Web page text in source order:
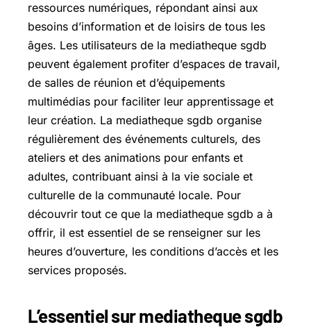
ressources numériques, répondant ainsi aux
besoins d’information et de loisirs de tous les
âges. Les utilisateurs de la mediatheque sgdb
peuvent également profiter d’espaces de travail,
de salles de réunion et d’équipements
multimédias pour faciliter leur apprentissage et
leur création. La mediatheque sgdb organise
régulièrement des événements culturels, des
ateliers et des animations pour enfants et
adultes, contribuant ainsi à la vie sociale et
culturelle de la communauté locale. Pour
découvrir tout ce que la mediatheque sgdb a à
offrir, il est essentiel de se renseigner sur les
heures d’ouverture, les conditions d’accès et les
services proposés.
L’essentiel sur mediatheque sgdb